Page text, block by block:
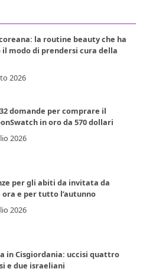
la routine beauty che ha
modo di prendersi cura della
2026
domande per comprare il
in oro da 570 dollari
2026
per gli abiti da invitata da
ora e per tutto l’autunno
2026
in Cisgiordania: uccisi quattro
e due israeliani